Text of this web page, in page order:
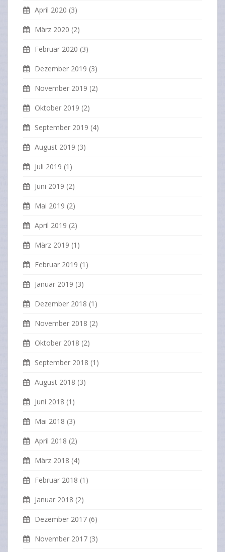
April 2020 (3)
März 2020 (2)
Februar 2020 (3)
Dezember 2019 (3)
November 2019 (2)
Oktober 2019 (2)
September 2019 (4)
August 2019 (3)
Juli 2019 (1)
Juni 2019 (2)
Mai 2019 (2)
April 2019 (2)
März 2019 (1)
Februar 2019 (1)
Januar 2019 (3)
Dezember 2018 (1)
November 2018 (2)
Oktober 2018 (2)
September 2018 (1)
August 2018 (3)
Juni 2018 (1)
Mai 2018 (3)
April 2018 (2)
März 2018 (4)
Februar 2018 (1)
Januar 2018 (2)
Dezember 2017 (6)
November 2017 (3)